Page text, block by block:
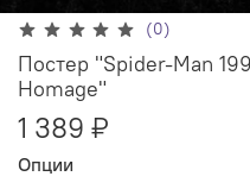
(0)
Постер "Spider-Man
Homage"
1 389 ₽
Опции